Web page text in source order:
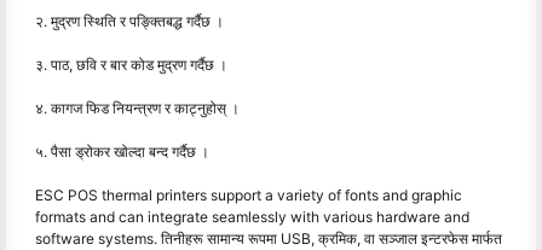
२. मुद्रण स्थिति र पङ्क्तिबद्ध गर्दैछ ।
३. पाठ, छवि र बार कोड मुद्रण गर्दैछ ।
४. कागज फिड नियन्त्रण र काट्नुहोस् ।
५. पैसा ड्रोकर खोल्दा बन्द गर्दैछ ।
ESC POS thermal printers support a variety of fonts and graphic
formats and can integrate seamlessly with various hardware and
software systems. तिनीहरू सामान्य रूपमा USB, क्रमिक, वा सञ्जाल इन्टरफेस मार्फत